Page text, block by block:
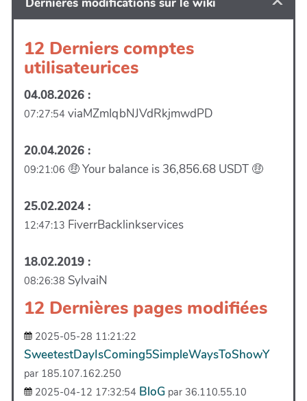
12 Derniers comptes
utilisateurices
04.08.2026 :
07:27:54 viaMZmIqbNJVdRkjmwdPD
20.04.2026 :
09:21:06 🤑 Your balance is 36,856.68 USDT 🤑
25.02.2024 :
12:47:13 FiverrBacklinkservices
18.02.2019 :
08:26:38 SylvaiN
12 Dernières pages modifiées
2025-05-28 11:21:22
SweetestDayIsComing5SimpleWaysToShowY
par 185.107.162.250
2025-04-12 17:32:54 BloG par 36.110.55.10